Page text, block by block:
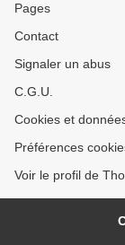
Pages
Contact
Signaler un abus
C.G.U.
Cookies et
Préférences
Voir le profil de